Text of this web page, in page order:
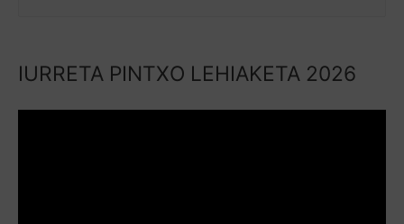
IURRETA PINTXO LEHIAKETA 2026